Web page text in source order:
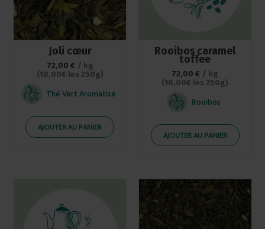
Joli cœur
72,00 € / kg
(18,00€ les 250g)
Thé Vert Aromatisé
AJOUTER AU PANIER
Rooibos caramel
toffee
72,00€ / kg
(18,00€ les 250g)
Rooibos
AJOUTER AU PANIER